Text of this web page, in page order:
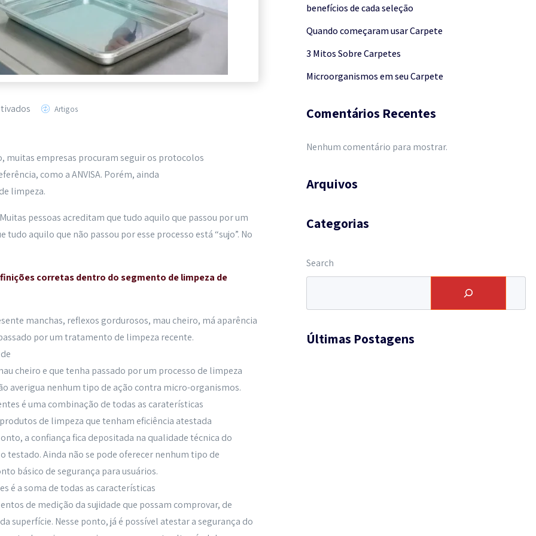
Artigos
muitas empresas procuram seguir os protocolos
como a ANVISA. Porém, ainda
limpeza.
pessoas acreditam que tudo aquilo que passou por um
aquilo que não passou por esse processo está “sujo”. No
corretas dentro do segmento de limpeza de
manchas, reflexos gordurosos, mau cheiro, má aparência
por um tratamento de limpeza recente.
cheiro e que tenha passado por um processo de limpeza
averigua nenhum tipo de ação contra micro-organismos.
é uma combinação de todas as caraterísticas
de limpeza que tenham eficiência atestada
a confiança fica depositada na qualidade técnica do
Ainda não se pode oferecer nenhum tipo de
básico de segurança para usuários.
é a soma de todas as características
de medição da sujidade que possam comprovar, de
superfície. Nesse ponto, já é possível atestar a segurança do
benefícios de cada seleção
Quando começaram usar Carpete
3 Mitos Sobre Carpetes
Microorganismos em seu Carpete
Comentários Recentes
Nenhum comentário para mostrar.
Arquivos
Categorias
Search
Últimas Postagens